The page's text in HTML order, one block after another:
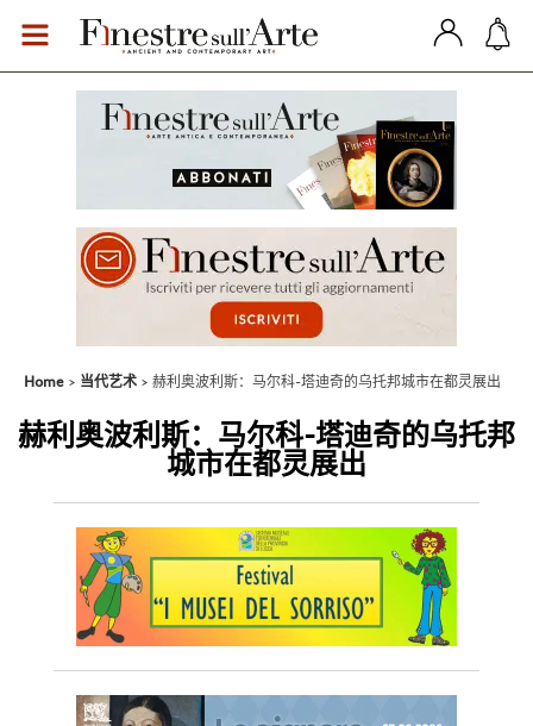
Home 当代艺术 赫利奥波利斯：马尔科-塔迪奇的乌托邦城市在都灵展出
赫利奥波利斯：马尔科-塔迪奇的乌托邦
城市在都灵展出